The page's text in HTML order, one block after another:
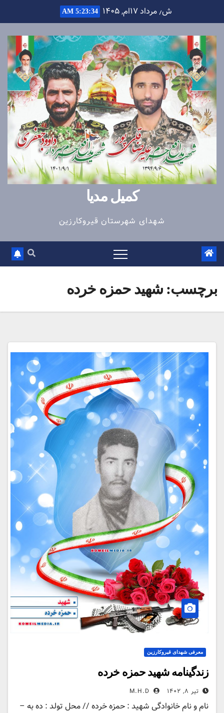
to
content
ش٫ مرداد ۱۷ام, ۱۴۰۵ 5:23:35 AM
کمیل مدیا
شهدای شهرستان قیروکارزین
برچسب:شهید حمزه خرده
معرفی شهدای قیروکارزین
زندگینامه شهید حمزه خرده
تیر ۸, ۱۴۰۲
نام و نام خانوادگی شهید : حمزه خرده // محل تولد : ده به –